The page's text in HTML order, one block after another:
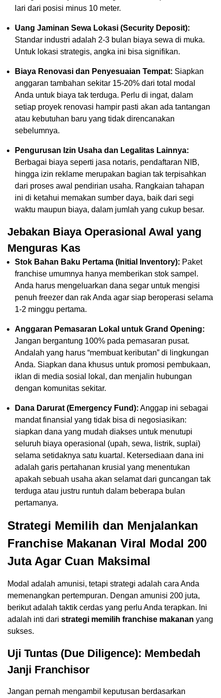
lari dari posisi minus 10 meter.
Uang Jaminan Sewa Lokasi (Security Deposit):
Standar industri adalah 2-3 bulan biaya sewa di muka.
Untuk lokasi strategis, angka ini bisa signifikan.
Biaya Renovasi dan Penyesuaian Tempat: Siapkan
anggaran tambahan sekitar 15-20% dari total modal
Anda untuk biaya tak terduga. Perlu di ingat, dalam
setiap proyek renovasi hampir pasti akan ada tantangan
atau kebutuhan baru yang tidak direncanakan
sebelumnya.
Pengurusan Izin Usaha dan Legalitas Lainnya:
Berbagai biaya seperti jasa notaris, pendaftaran NIB,
hingga izin reklame merupakan bagian tak terpisahkan
dari proses awal pendirian usaha. Rangkaian tahapan
ini di ketahui memakan sumber daya, baik dari segi
waktu maupun biaya, dalam jumlah yang cukup besar.
Jebakan Biaya Operasional Awal yang
Menguras Kas
Stok Bahan Baku Pertama (Initial Inventory): Paket
franchise umumnya hanya memberikan stok sampel.
Anda harus mengeluarkan dana segar untuk mengisi
penuh freezer dan rak Anda agar siap beroperasi selama
1-2 minggu pertama.
Anggaran Pemasaran Lokal untuk Grand Opening:
Jangan bergantung 100% pada pemasaran pusat.
Andalah yang harus “membuat keributan” di lingkungan
Anda. Siapkan dana khusus untuk promosi pembukaan,
iklan di media sosial lokal, dan menjalin hubungan
dengan komunitas sekitar.
Dana Darurat (Emergency Fund): Anggap ini sebagai
mandat finansial yang tidak bisa di negosiasikan:
siapkan dana yang mudah diakses untuk menutupi
seluruh biaya operasional (upah, sewa, listrik, suplai)
selama setidaknya satu kuartal. Ketersediaan dana ini
adalah garis pertahanan krusial yang menentukan
apakah sebuah usaha akan selamat dari guncangan tak
terduga atau justru runtuh dalam beberapa bulan
pertamanya.
Strategi Memilih dan Menjalankan
Franchise Makanan Viral Modal 200
Juta Agar Cuan Maksimal
Modal adalah amunisi, tetapi strategi adalah cara Anda
memenangkan pertempuran. Dengan amunisi 200 juta,
berikut adalah taktik cerdas yang perlu Anda terapkan. Ini
adalah inti dari strategi memilih franchise makanan yang
sukses.
Uji Tuntas (Due Diligence): Membedah
Janji Franchisor
Jangan pernah mengambil keputusan berdasarkan